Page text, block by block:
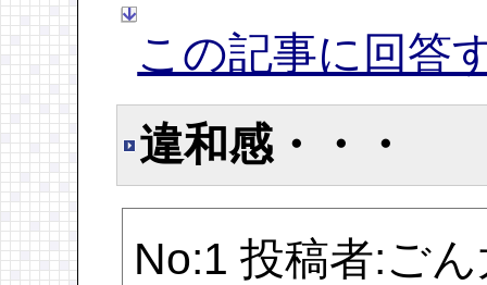
この記事に回答
違和感・・・
No:1 投稿者:ご